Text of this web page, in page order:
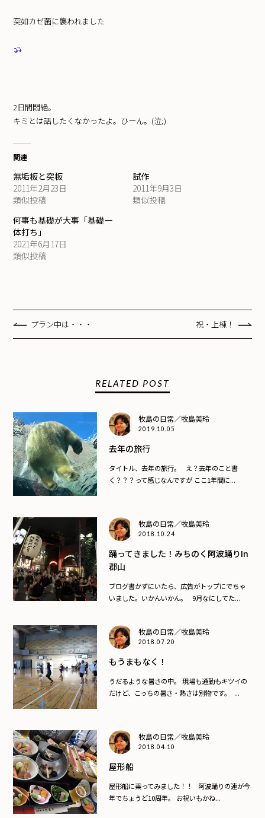
突如カゼ菌に襲われました
2日間悶絶。
キミとは話したくなかったよ。ひーん。(泣;)
関連
無垢板と突板
2011年2月23日
類似投稿
試作
2011年9月3日
類似投稿
何事も基礎が大事「基礎一
体打ち」
2021年6月17日
類似投稿
プラン中は・・・ 祝・上棟！
RELATED POST
牧島の日常／牧島美玲
2019.10.05
去年の旅行
タイトル、去年の旅行。 え？去年のこと書
く？？？って感じなんですが ここ1年間に...
牧島の日常／牧島美玲
2018.10.24
踊ってきました！みちのく阿波踊りin
郡山
ブログ書かずにいたら、広告がトップにでちゃ
いました。いかんいかん。 9月なにしてた...
牧島の日常／牧島美玲
2018.07.20
もうまもなく！
うだるような暑さの中。 現場も通勤もキツイの
だけど、こっちの暑さ・熱さは別物です。 ...
牧島の日常／牧島美玲
2018.04.10
屋形船
屋形船に乗ってみました！！ 阿波踊りの連が今
年でちょうど10周年。 お祝いもかね...